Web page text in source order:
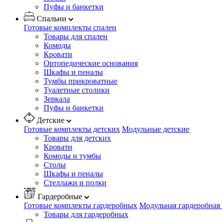
Пуфы и банкетки
Спальни
Готовые комплекты спален
Товары для спален
Комоды
Кровати
Ортопедические основания
Шкафы и пеналы
Тумбы прикроватные
Туалетные столики
Зеркала
Пуфы и банкетки
Детские
Готовые комплекты детских Модульные детские
Товары для детских
Кровати
Комоды и тумбы
Столы
Шкафы и пеналы
Стеллажи и полки
Гардеробные
Готовые комплекты гардеробных Модульная
Товары для гардеробных